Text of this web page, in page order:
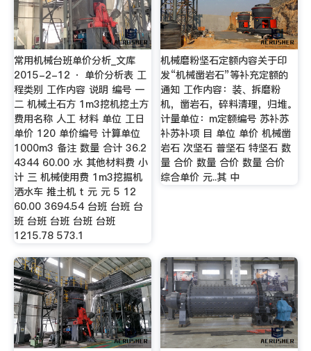
常用机械台班单价分析_文库
2015-2-12 · 单价分析表 工
程类别 工作内容 说明 编号 一
二 机械土石方 1m3挖机挖土方
费用名称 人工 材料 单位 工日
单价 120 单价编号 计算单位
1000m3 备注 数量 合计 36.2
4344 60.00 水 其他材料费 小
计 三 机械使用费 1m3挖掘机
洒水车 推土机 t 元 元 5 12
60.00 3694.54 台班 台班 台
班 台班 台班 台班 台班
1215.78 573.1
机械磨粉坚石定额内容关于印
发“机械凿岩石”等补充定额的
通知 工作内容：装、拆磨粉
机，凿岩石，碎料清理，归堆。
计量单位：m定额编号 苏补苏
补苏补项 目 单位 单价 机械凿
岩石 次坚石 普坚石 特坚石 数
量 合价 数量 合价 数量 合价
综合单价 元..其 中